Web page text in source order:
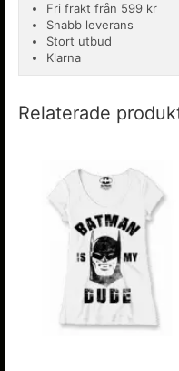
Fri frakt från 599 kr
Snabb leverans
Stort utbud
Klarna
Relaterade